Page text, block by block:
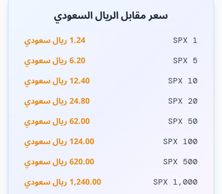
سعر مقابل الريال السعودي
1 SPX 1.24 ريال سعودي
5 SPX 6.20 ريال سعودي
10 SPX 12.40 ريال سعودي
20 SPX 24.80 ريال سعودي
50 SPX 62.00 ريال سعودي
100 SPX 124.00 ريال سعودي
500 SPX 620.00 ريال سعودي
1,000 SPX 1,240.00 ريال سعودي